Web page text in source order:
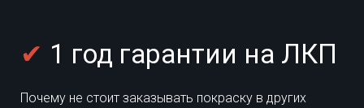
✔ 1 год гарантии на ЛКП
Почему не стоит заказывать покраску в других